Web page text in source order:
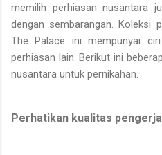
memilih perhiasan nusantara
dengan sembarangan. Koleksi
The Palace ini mempunyai
perhiasan lain. Berikut ini
nusantara untuk pernikahan.
Perhatikan kualitas